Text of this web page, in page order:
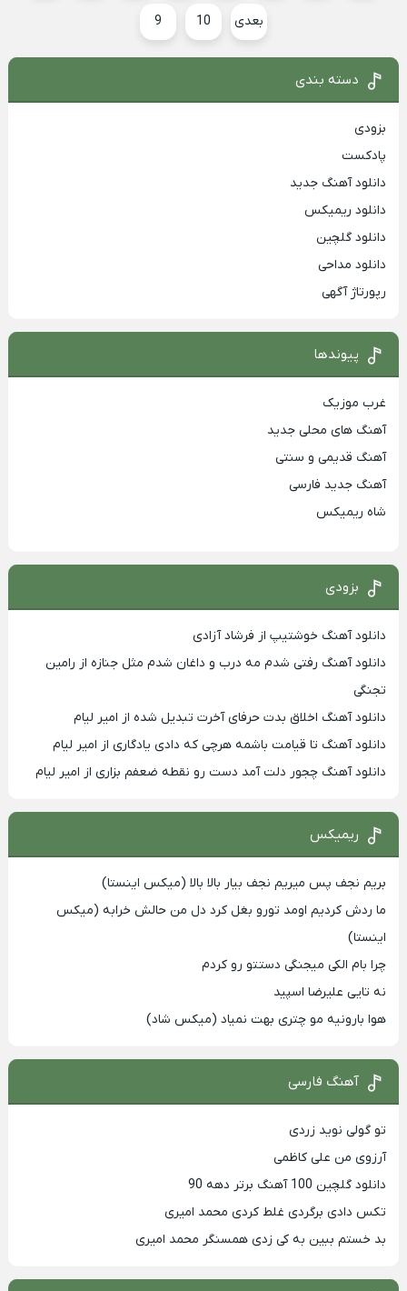
9 10 بعدی
دسته بندی
بزودی
پادکست
دانلود آهنگ جدید
دانلود ریمیکس
دانلود گلچین
دانلود مداحی
رپورتاژ آگهی
پیوندها
غرب موزیک
آهنگ های محلی جدید
آهنگ قدیمی و سنتی
آهنگ جدید فارسی
شاه ریمیکس
بزودی
دانلود آهنگ خوشتیپ از فرشاد آزادی
دانلود آهنگ رفتی شدم مه درب و داغان شدم مثل جنازه از رامین
تجنگی
دانلود آهنگ اخلاق بدت حرفای آخرت تبدیل شده از امیر لیام
دانلود آهنگ تا قیامت باشمه هرچی که دادی یادگاری از امیر لیام
دانلود آهنگ چجور دلت آمد دست رو نقطه ضعفم بزاری از امیر لیام
ریمیکس
بریم نجف پس میریم نجف بیار بالا بالا (میکس اینستا)
ما ردش کردیم اومد تورو بغل کرد دل من حالش خرابه (میکس
اینستا)
چرا بام الکی میجنگی دستتو رو کردم
نه تایی علیرضا اسپید
هوا بارونیه مو چتری بهت نمیاد (میکس شاد)
آهنگ فارسی
تو گولی نوید زردی
آرزوی من علی کاظمی
دانلود گلچین 100 آهنگ برتر دهه 90
تکس دادی برگردی غلط کردی محمد امیری
بد خستم ببین به کی زدی همسنگر محمد امیری